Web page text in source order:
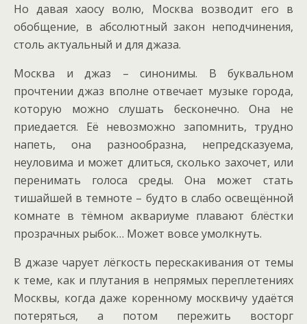
Но давая хаосу волю, Москва возводит его в
обобщение, в абсолютный закон неподчинения,
столь актуальный и для джаза.
Москва и джаз – синонимы. В буквальном
прочтении джаз вполне отвечает музыке города,
которую можно слушать бесконечно. Она не
приедается. Её невозможно запомнить, трудно
напеть, она разнообразна, непредсказуема,
неуловима и может длиться, сколько захочет, или
перенимать голоса среды. Она может стать
тишайшей в темноте – будто в слабо освещённой
комнате в тёмном аквариуме плавают блёстки
прозрачных рыбок… Может вовсе умолкнуть.
В джазе чарует лёгкость перескакивания от темы
к теме, как и плутания в непрямых переплетениях
Москвы, когда даже коренному москвичу удаётся
потеряться, а потом пережить восторг